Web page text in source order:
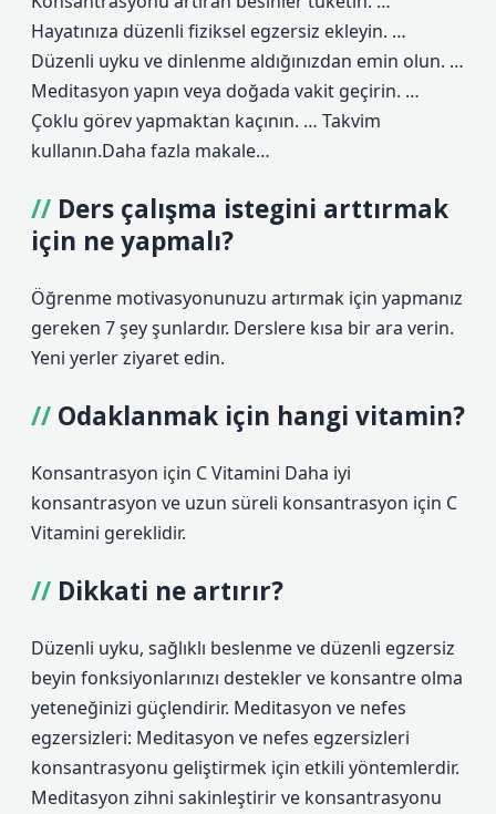
Hayatınıza düzenli fiziksel egzersiz ekleyin. …
Düzenli uyku ve dinlenme aldığınızdan emin olun. …
Meditasyon yapın veya doğada vakit geçirin. …
Çoklu görev yapmaktan kaçının. … Takvim
kullanın.Daha fazla makale…
Ders çalışma istegini arttırmak
için ne yapmalı?
Öğrenme motivasyonunuzu artırmak için yapmanız
gereken 7 şey şunlardır. Derslere kısa bir ara verin.
Yeni yerler ziyaret edin.
Odaklanmak için hangi vitamin?
Konsantrasyon için C Vitamini Daha iyi
konsantrasyon ve uzun süreli konsantrasyon için C
Vitamini gereklidir.
Dikkati ne artırır?
Düzenli uyku, sağlıklı beslenme ve düzenli egzersiz
beyin fonksiyonlarınızı destekler ve konsantre olma
yeteneğinizi güçlendirir. Meditasyon ve nefes
egzersizleri: Meditasyon ve nefes egzersizleri
konsantrasyonu geliştirmek için etkili yöntemlerdir.
Meditasyon zihni sakinleştirir ve konsantrasyonu